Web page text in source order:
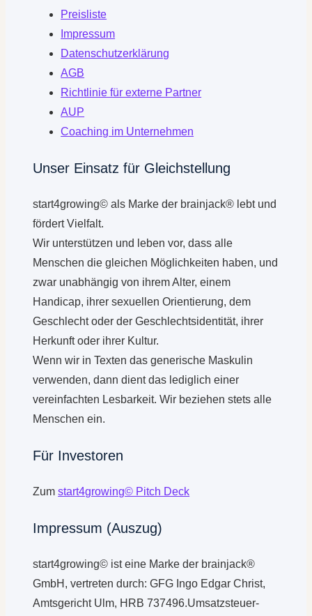
Preisliste
Impressum
Datenschutzerklärung
AGB
Richtlinie für externe Partner
AUP
Coaching im Unternehmen
Unser Einsatz für Gleichstellung
start4growing© als Marke der brainjack® lebt und
fördert Vielfalt.
Wir unterstützen und leben vor, dass alle
Menschen die gleichen Möglichkeiten haben, und
zwar unabhängig von ihrem Alter, einem
Handicap, ihrer sexuellen Orientierung, dem
Geschlecht oder der Geschlechtsidentität, ihrer
Herkunft oder ihrer Kultur.
Wenn wir in Texten das generische Maskulin
verwenden, dann dient das lediglich einer
vereinfachten Lesbarkeit. Wir beziehen stets alle
Menschen ein.
Für Investoren
Zumstart4growing© Pitch Deck
Impressum (Auszug)
start4growing© ist eine Marke der brainjack®
GmbH, vertreten durch: GFG Ingo Edgar Christ,
Amtsgericht Ulm, HRB 737496.Umsatzsteuer-